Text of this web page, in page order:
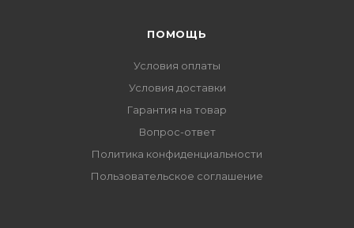
ПОМОЩЬ
Условия оплаты
Условия доставки
Гарантия на товар
Вопрос-ответ
Политика конфиденциальности
Пользовательское соглашение